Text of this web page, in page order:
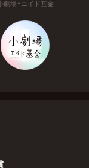
劇場・エイド基金